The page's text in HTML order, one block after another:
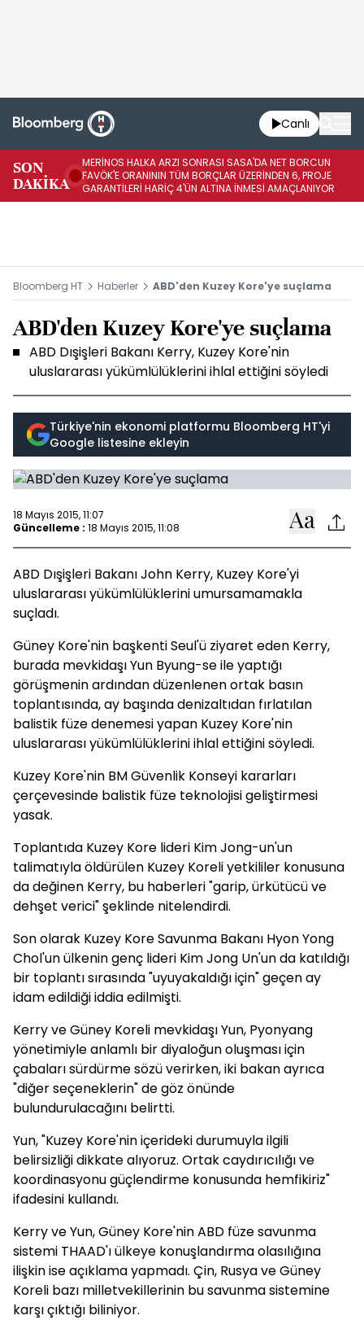
Canlı
SON
DAKİKA
MERİNOS HALKA ARZI SONRASI SASA'DA NET BORCUN
FAVÖK'E ORANININ TÜM BORÇLAR ÜZERİNDEN 6, PROJE
GARANTİLERİ HARİÇ 4'ÜN ALTINA İNMESİ AMAÇLANIYOR
Bloomberg HT Haberler ABD'den Kuzey Kore'ye suçlama
ABD'den Kuzey Kore'ye suçlama
ABD Dışişleri Bakanı Kerry, Kuzey Kore'nin
uluslararası yükümlülüklerini ihlal ettiğini söyledi
Türkiye'nin ekonomi platformu Bloomberg HT'yi
Google listesine ekleyin
18 Mayıs 2015, 11:07
Güncelleme : 18 Mayıs 2015, 11:08
ABD Dışişleri Bakanı John Kerry, Kuzey Kore'yi
uluslararası yükümlülüklerini umursamamakla
suçladı.
Güney Kore'nin başkenti Seul'ü ziyaret eden Kerry,
burada mevkidaşı Yun Byung-se ile yaptığı
görüşmenin ardından düzenlenen ortak basın
toplantısında, ay başında denizaltıdan fırlatılan
balistik füze denemesi yapan Kuzey Kore'nin
uluslararası yükümlülüklerini ihlal ettiğini söyledi.
Kuzey Kore'nin BM Güvenlik Konseyi kararları
çerçevesinde balistik füze teknolojisi geliştirmesi
yasak.
Toplantıda Kuzey Kore lideri Kim Jong-un'un
talimatıyla öldürülen Kuzey Koreli yetkililer konusuna
da değinen Kerry, bu haberleri "garip, ürkütücü ve
dehşet verici" şeklinde nitelendirdi.
Son olarak Kuzey Kore Savunma Bakanı Hyon Yong
Chol'un ülkenin genç lideri Kim Jong Un'un da katıldığı
bir toplantı sırasında "uyuyakaldığı için" geçen ay
idam edildiği iddia edilmişti.
Kerry ve Güney Koreli mevkidaşı Yun, Pyonyang
yönetimiyle anlamlı bir diyaloğun oluşması için
çabaları sürdürme sözü verirken, iki bakan ayrıca
"diğer seçeneklerin" de göz önünde
bulundurulacağını belirtti.
Yun, "Kuzey Kore'nin içerideki durumuyla ilgili
belirsizliği dikkate alıyoruz. Ortak caydırıcılığı ve
koordinasyonu güçlendirme konusunda hemfikiriz"
ifadesini kullandı.
Kerry ve Yun, Güney Kore'nin ABD füze savunma
sistemi THAAD'ı ülkeye konuşlandırma olasılığına
ilişkin ise açıklama yapmadı. Çin, Rusya ve Güney
Koreli bazı milletvekillerinin bu savunma sistemine
karşı çıktığı biliniyor.